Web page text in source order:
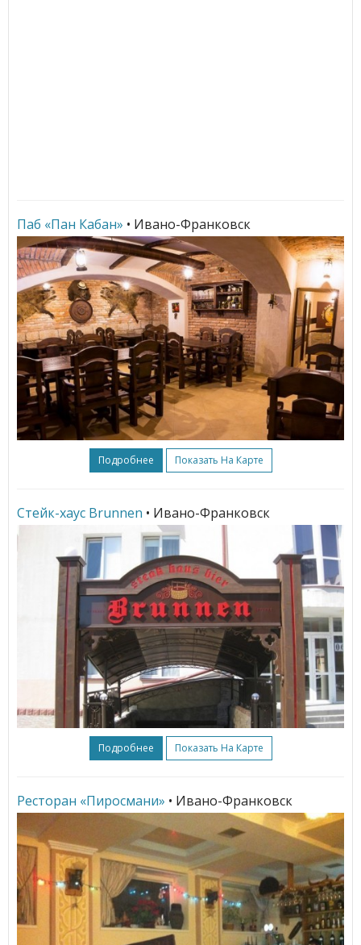
Паб «Пан Кабан» • Ивано-Франковск
Подробнее Показать На Карте
Стейк-хаус Brunnen • Ивано-Франковск
Подробнее Показать На Карте
Ресторан «Пиросмани» • Ивано-Франковск